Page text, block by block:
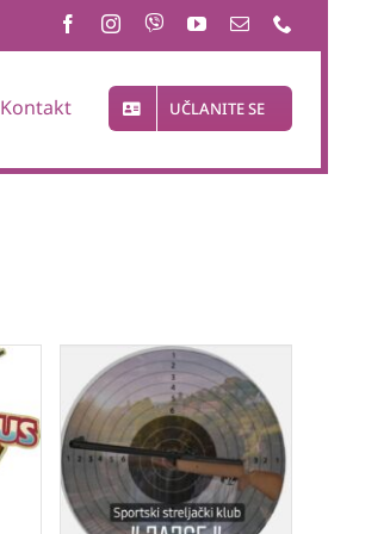
Kontakt UČLANITE SE